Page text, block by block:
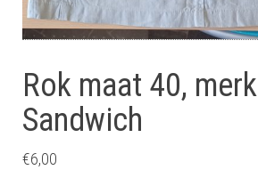
Rok maat 40, merk
Sandwich
€6,00